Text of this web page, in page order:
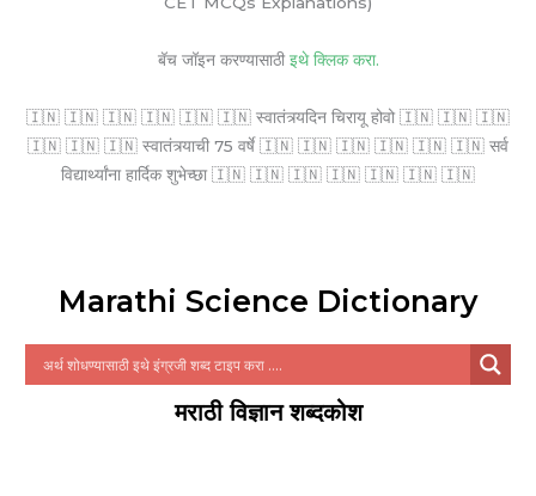
बॅच जॉइन करण्यासाठी इथे क्लिक करा.
🇮🇳 🇮🇳 🇮🇳 🇮🇳 🇮🇳 🇮🇳 स्वातंत्र्यदिन चिरायू होवो 🇮🇳 🇮🇳 🇮🇳
🇮🇳 🇮🇳 🇮🇳 स्वातंत्र्याची 75 वर्षे 🇮🇳 🇮🇳 🇮🇳 🇮🇳 🇮🇳 🇮🇳 सर्व
विद्यार्थ्यांना हार्दिक शुभेच्छा 🇮🇳 🇮🇳 🇮🇳 🇮🇳 🇮🇳 🇮🇳 🇮🇳
Marathi Science Dictionary
मराठी विज्ञान शब्दकोश